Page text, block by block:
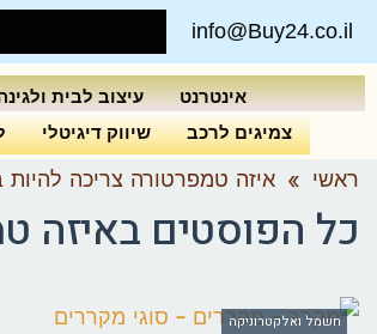
info@Buy24.co.il
אינטרנט עיצוב לבית
צמיגים לרכב
שיווק דיגיטלי
ראשי » איזה טמפרטורה צריכה
כל הפוסטים באיזה
חשמל ואלקטרוניקה